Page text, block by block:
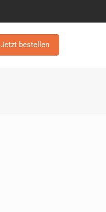
Jetzt bestellen